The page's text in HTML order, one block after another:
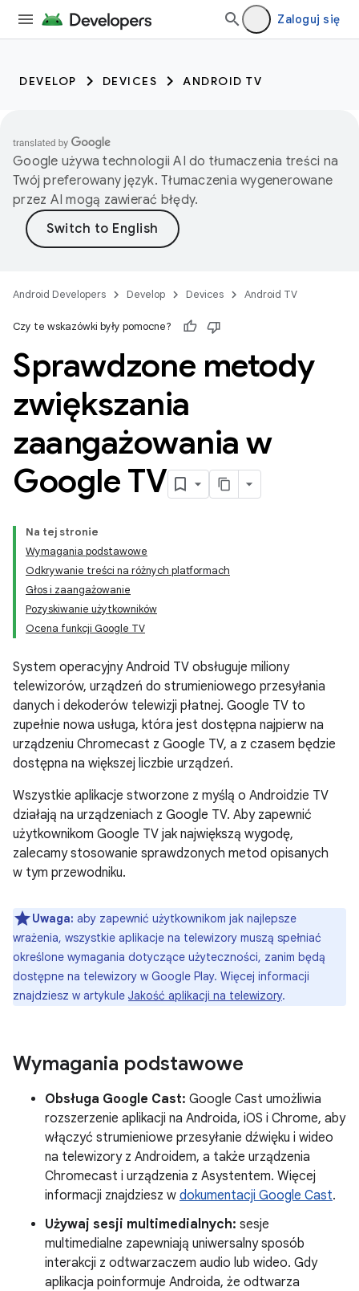
Zaloguj się
DEVELOP DEVICES ANDROID TV
Google używa technologii AI do tłumaczenia treści na
Twój preferowany język. Tłumaczenia wygenerowane
przez AI mogą zawierać błędy.
Android Developers Develop Devices Android TV
Czy te wskazówki były pomocne?
Sprawdzone metody
zwiększania
zaangażowania w
Google TV
Na tej stronie
Wymagania podstawowe
Odkrywanie treści na różnych platformach
Głos i zaangażowanie
Pozyskiwanie użytkowników
Ocena funkcji Google TV
System operacyjny Android TV obsługuje miliony
telewizorów, urządzeń do strumieniowego przesyłania
danych i dekoderów telewizji płatnej. Google TV to
zupełnie nowa usługa, która jest dostępna najpierw na
urządzeniu Chromecast z Google TV, a z czasem będzie
dostępna na większej liczbie urządzeń.
Wszystkie aplikacje stworzone z myślą o Androidzie TV
działają na urządzeniach z Google TV. Aby zapewnić
użytkownikom Google TV jak największą wygodę,
zalecamy stosowanie sprawdzonych metod opisanych
w tym przewodniku.
Uwaga: aby zapewnić użytkownikom jak najlepsze
wrażenia, wszystkie aplikacje na telewizory muszą spełniać
określone wymagania dotyczące użyteczności, zanim będą
dostępne na telewizory w Google Play. Więcej informacji
znajdziesz w artykule Jakość aplikacji na telewizory.
Wymagania podstawowe
Obsługa Google Cast: Google Cast umożliwia
rozszerzenie aplikacji na Androida, iOS i Chrome, aby
włączyć strumieniowe przesyłanie dźwięku i wideo
na telewizory z Androidem, a także urządzenia
Chromecast i urządzenia z Asystentem. Więcej
informacji znajdziesz w dokumentacji Google Cast.
Używaj sesji multimedialnych: sesje
multimedialne zapewniają uniwersalny sposób
interakcji z odtwarzaczem audio lub wideo. Gdy
aplikacja poinformuje Androida, że odtwarza